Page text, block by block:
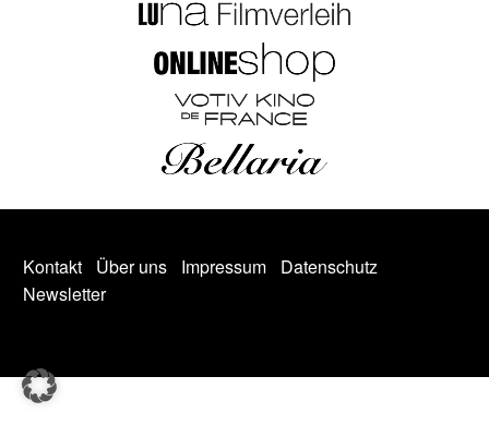
Kontakt Über uns Impressum
Datenschutz
Newsletter